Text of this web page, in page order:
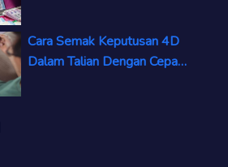
Cara Semak Keputusan 4D
Dalam Talian Dengan Cepat